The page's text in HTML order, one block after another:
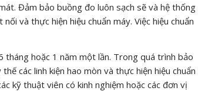
Đảm bảo buồng đo luôn sạch sẽ và hệ thống
và thực hiện hiệu chuẩn máy. Việc hiệu chuẩn
tháng hoặc 1 năm một lần. Trong quá trình bảo
các linh kiện hao mòn và thực hiện hiệu chuẩn
kỹ thuật viên có kinh nghiệm hoặc các đơn vị